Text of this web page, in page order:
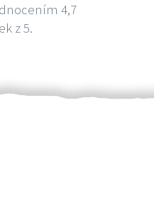
4,7
z 5.